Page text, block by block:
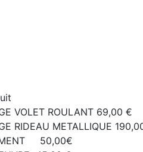
VOLET ROULANT 69,00 €
RIDEAU METALLIQUE
50,00€